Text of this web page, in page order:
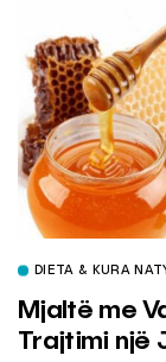
DIETA & KURA
Mjaltë me
Trajtimi një